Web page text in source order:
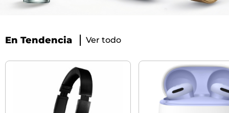
En Tendencia Ver todo